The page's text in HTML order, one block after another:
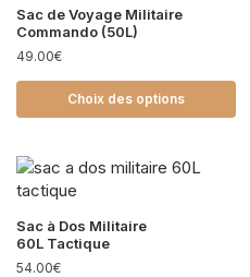
Sac de Voyage Militaire
Commando (50L)
49.00€
Choix des options
Sac à Dos Militaire
60L Tactique
54.00€